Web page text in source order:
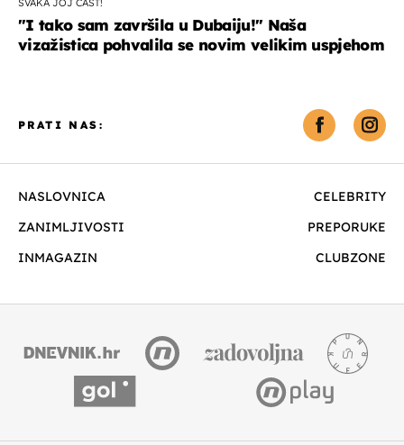
"I tako sam završila u Dubaiju!" Naša
vizažistica pohvalila se novim velikim uspjehom
NASLOVNICA
CELEBRITY
ZANIMLJIVOSTI
PREPORUKE
INMAGAZIN
CLUBZONE
PRATI NAS: